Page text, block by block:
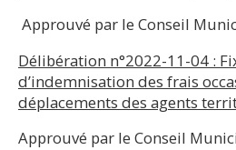
Approuvé par le Conseil
Délibération n°2022-11-04 :
d’indemnisation des frais
déplacements des agents
Approuvé par le Conseil